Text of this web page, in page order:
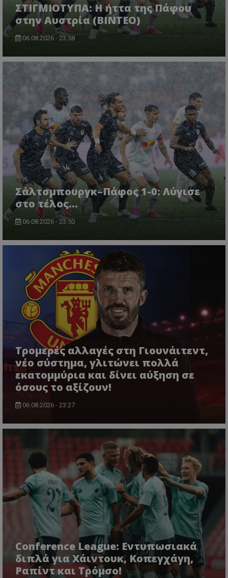
ΣΤΙΓΜΙΟΤΥΠΑ: Η ήττα της Πάφου
στην Αυστρία (ΒΙΝΤΕΟ)
06.08.2026 - 23:58
Σάλτσμπουργκ–Πάφος 1-0: Λύγισε
στο τέλος...
06.08.2026 - 23:50
Τρομερές αλλαγές στη Γιουνάιτεντ,
νέο σύστημα, γλιτώνει πολλά
εκατομμύρια και δίνει αύξηση σε
όσους το αξίζουν!
06.08.2026 - 23:27
Conference League: Εντυπωσιακά
διπλά για Χάιντουκ, Κοπεγχάγη,
Ραπίντ και Τρόμσο!